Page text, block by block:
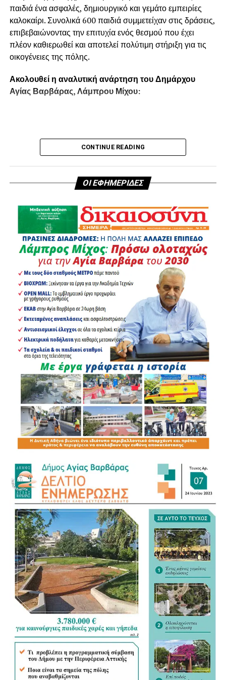
αρχή για το κέντρο της Αγίας Βαρβάρας, με στόχο τη
βελτίωση της λειτουργικότητας της πόλης και την
αναβάθμιση της ποιότητας ζωής των κατοίκων.
Η Ανάρτηση του Δημάρχου Αγίας Βαρβάρας Λ.
παιδιά ένα ασφαλές, δημιουργικό και γεμάτο εμπειρίες
καλοκαίρι. Συνολικά 600 παιδιά συμμετείχαν στις δράσεις,
επιβεβαιώνοντας την επιτυχία ενός θεσμού που έχει
πλέον καθιερωθεί και αποτελεί πολύτιμη στήριξη για τις
οικογένειες της πόλης.
Ακολουθεί η αναλυτική ανάρτηση του Δημάρχου
Αγίας Βαρβάρας, Λάμπρου Μίχου:
.
CONTINUE READING
ΟΙ ΕΦΗΜΕΡΙΔΕΣ